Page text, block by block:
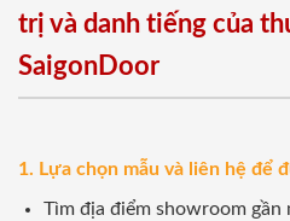
trị và danh tiếng của
SaigonDoor
1. Lựa chọn mẫu và liên hệ để
Tìm địa điểm showroom